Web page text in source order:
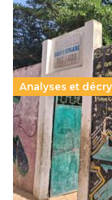
Analyses et
258 millions
chocs
population
11 juillet 2026-